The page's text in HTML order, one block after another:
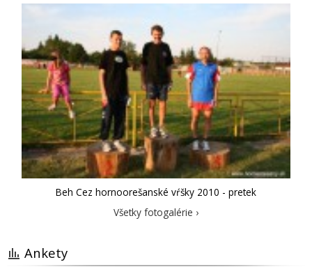
Beh Cez hornoorešanské vŕšky 2010 - pretek
Všetky fotogalérie ›
Ankety